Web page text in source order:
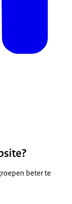
beter te